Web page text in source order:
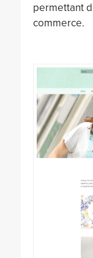
permettant
commerce.